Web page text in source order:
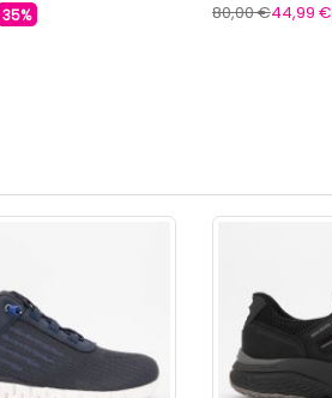
35% 80,00 €44,99 €